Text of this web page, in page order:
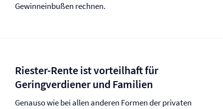
Gewinneinbußen rechnen.
Riester-Rente ist vorteilhaft für
Geringverdiener und Familien
Genauso wie bei allen anderen Formen der privaten